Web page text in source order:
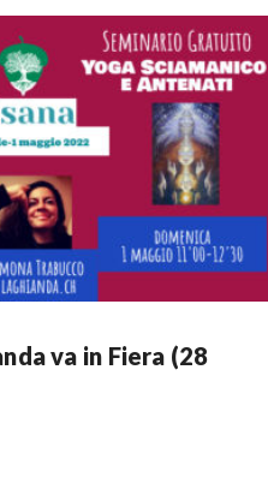
va in Fiera (28